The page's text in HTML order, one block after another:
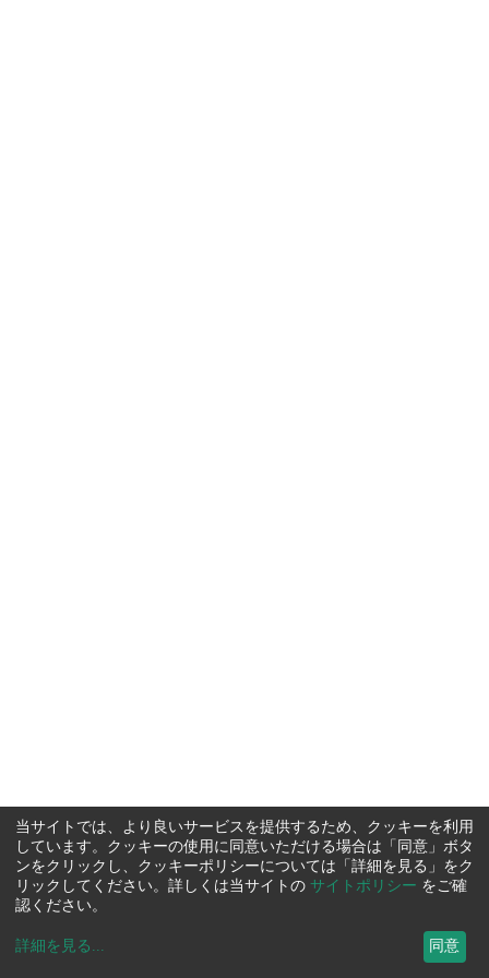
当サイトでは、より良いサービスを提供するため、クッキーを利用
しています。クッキーの使用に同意いただける場合は「同意」ボタ
ンをクリックし、クッキーポリシーについては「詳細を見る」をク
リックしてください。詳しくは当サイトの サイトポリシー をご確
認ください。
詳細を見る ... 同意